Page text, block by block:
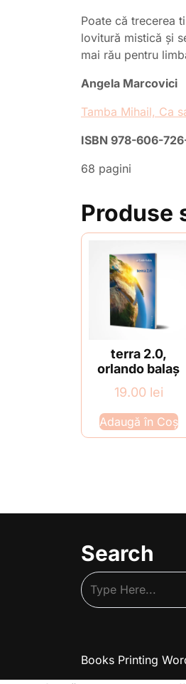
Poate că trecerea
lovitură mistică și
mai rău pentru
Angela Marcovici
Tamba Mihail, Ca
ISBN 978-606-
68 pagini
Produse
terra 2.0,
orlando balaș
19.00 lei
Adaugă în Coș
Search
Books Printing